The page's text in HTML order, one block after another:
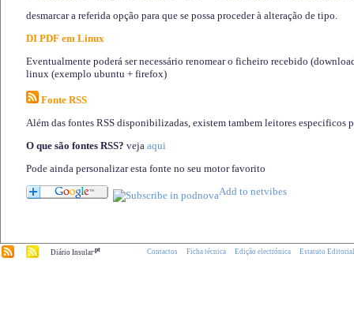
desmarcar a referida opção para que se possa proceder à alteração de tipo.
DI PDF em Linux
Eventualmente poderá ser necessário renomear o ficheiro recebido
linux (exemplo ubuntu + firefox)
Fonte RSS
Além das fontes RSS disponibilizadas, existem tambem leitores especificos
O que são fontes RSS? veja aqui
Pode ainda personalizar esta fonte no seu motor favorito
Diário Insular.pt Contactos Ficha técnica Edição electrónica Estatuto Editorial